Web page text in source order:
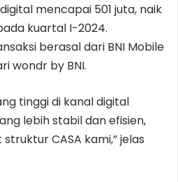
mencapai 501 juta, naik
kuartal I-2024.
berasal dari BNI Mobile
wondr by BNI.
tinggi di kanal digital
lebih stabil dan efisien,
CASA kami,” jelas